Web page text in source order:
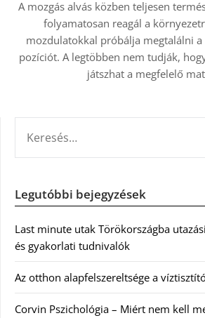
A mozgás alvás közben teljesen
folyamatosan reagál a
mozdulatokkal próbálja megtalálni a
pozíciót. A legtöbben nem tudják,
játszhat a megfelelő
Legutóbbi bejegyzések
Last minute utak Törökországba
és gyakorlati tudnivalók
Az otthon alapfelszereltsége a
Corvin Pszichológia – Miért nem kell